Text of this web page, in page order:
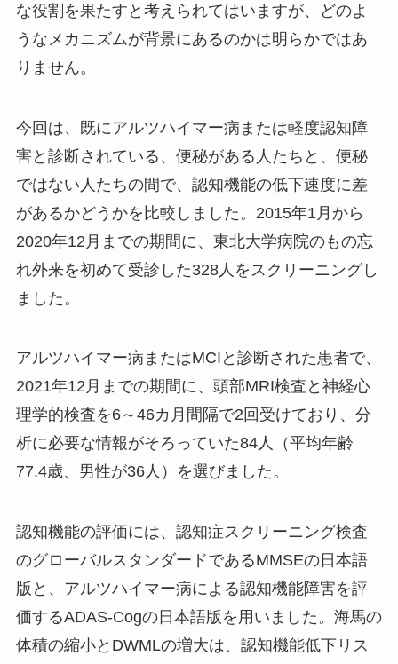
な役割を果たすと考えられてはいますが、どのよ
うなメカニズムが背景にあるのかは明らかではあ
りません。
今回は、既にアルツハイマー病または軽度認知障
害と診断されている、便秘がある人たちと、便秘
ではない人たちの間で、認知機能の低下速度に差
があるかどうかを比較しました。2015年1月から
2020年12月までの期間に、東北大学病院のもの忘
れ外来を初めて受診した328人をスクリーニングし
ました。
アルツハイマー病またはMCIと診断された患者で、
2021年12月までの期間に、頭部MRI検査と神経心
理学的検査を6～46カ月間隔で2回受けており、分
析に必要な情報がそろっていた84人（平均年齢
77.4歳、男性が36人）を選びました。
認知機能の評価には、認知症スクリーニング検査
のグローバルスタンダードであるMMSEの日本語
版と、アルツハイマー病による認知機能障害を評
価するADAS-Cogの日本語版を用いました。海馬の
体積の縮小とDWMLの増大は、認知機能低下リス